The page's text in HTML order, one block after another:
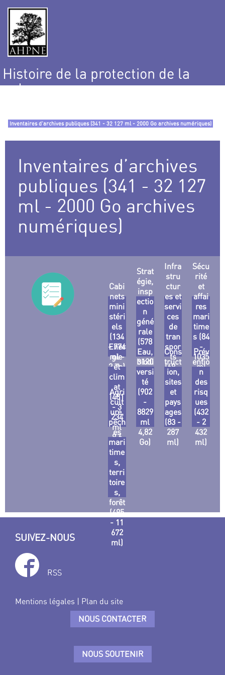
Histoire de la protection de la
nature
Inventaires d’archives publiques (341 - 32 127 ml - 2000 Go archives numériques)
Inventaires d’archives
publiques (341 - 32 127
ml - 2000 Go archives
numériques)
Cabi
nets
mini
stéri
els
(134
- 774
ml -
2 To)
Strat
égie,
insp
ectio
n
géné
rale
(578
-
3120
ml -
3 Go)
Infra
stru
ctur
es et
servi
ces
de
tran
spor
ts
(69 -
794
ml)
Sécu
rité
et
affai
res
mari
time
s (84
-
1035
ml
2,7
Go)
Ener
gie
et
clim
at
(481
- 3
234
ml
9,6
Go)
Eau,
biodi
versi
té
(902
-
8829
ml
4,82
Go)
Cons
truct
ion,
sites
et
pays
ages
(83 -
287
ml)
Prév
entio
n
des
risq
ues
(432
- 2
432
ml)
Agri
cult
ure,
pêch
es
mari
time
s,
terri
toire
s,
forêt
(495
- 11
672
ml)
SUIVEZ-NOUS
RSS
Mentions légales | Plan du site
NOUS CONTACTER
NOUS SOUTENIR